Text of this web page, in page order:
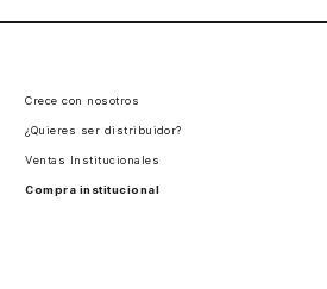
Crece con nosotros
¿Quieres ser distribuidor?
Ventas Institucionales
Compra institucional